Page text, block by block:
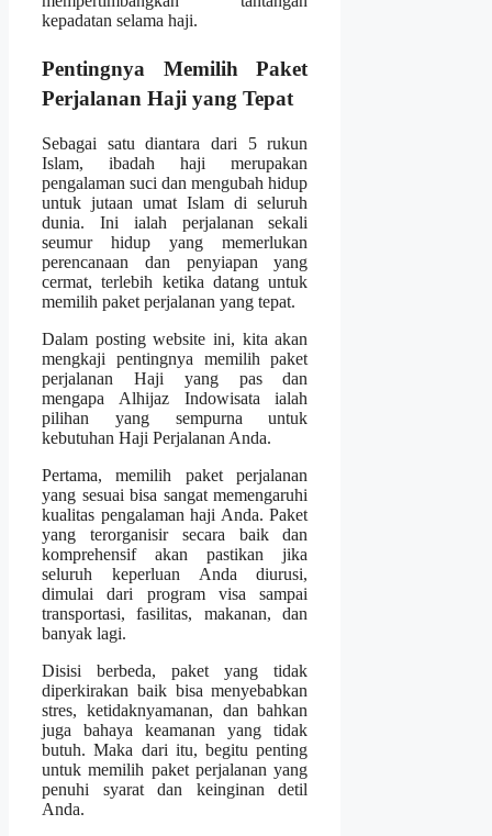
kepadatan selama haji.
Pentingnya Memilih Paket
Perjalanan Haji yang Tepat
Sebagai satu diantara dari 5 rukun
Islam, ibadah haji merupakan
pengalaman suci dan mengubah hidup
untuk jutaan umat Islam di seluruh
dunia. Ini ialah perjalanan sekali
seumur hidup yang memerlukan
perencanaan dan penyiapan yang
cermat, terlebih ketika datang untuk
memilih paket perjalanan yang tepat.
Dalam posting website ini, kita akan
mengkaji pentingnya memilih paket
perjalanan Haji yang pas dan
mengapa Alhijaz Indowisata ialah
pilihan yang sempurna untuk
kebutuhan Haji Perjalanan Anda.
Pertama, memilih paket perjalanan
yang sesuai bisa sangat memengaruhi
kualitas pengalaman haji Anda. Paket
yang terorganisir secara baik dan
komprehensif akan pastikan jika
seluruh keperluan Anda diurusi,
dimulai dari program visa sampai
transportasi, fasilitas, makanan, dan
banyak lagi.
Disisi berbeda, paket yang tidak
diperkirakan baik bisa menyebabkan
stres, ketidaknyamanan, dan bahkan
juga bahaya keamanan yang tidak
butuh. Maka dari itu, begitu penting
untuk memilih paket perjalanan yang
penuhi syarat dan keinginan detil
Anda.